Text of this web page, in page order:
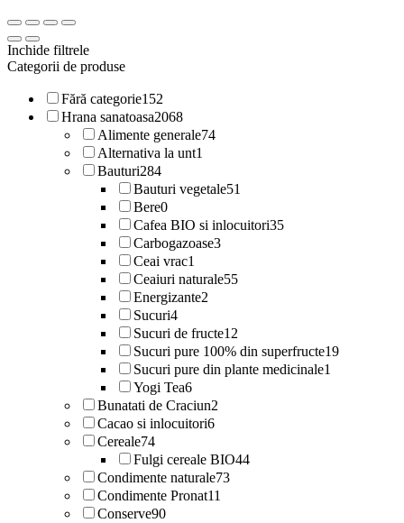
Inchide filtrele
Categorii de produse
Fără categorie152
Hrana sanatoasa2068
Alimente generale74
Alternativa la unt1
Bauturi284
Bauturi vegetale51
Bere0
Cafea BIO si inlocuitori35
Carbogazoase3
Ceai vrac1
Ceaiuri naturale55
Energizante2
Sucuri4
Sucuri de fructe12
Sucuri pure 100% din superfructe19
Sucuri pure din plante medicinale1
Yogi Tea6
Bunatati de Craciun2
Cacao si inlocuitori6
Cereale74
Fulgi cereale BIO44
Condimente naturale73
Condimente Pronat11
Conserve90